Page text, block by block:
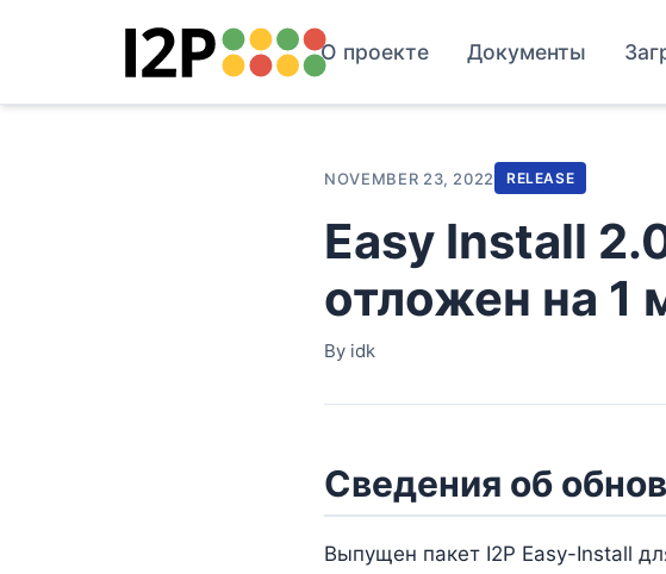
О проекте Документы
NOVEMBER 23, 2022 RELEASE
Easy Install
отложен на 1
By idk
Сведения об
Выпущен пакет I2P Easy-Install